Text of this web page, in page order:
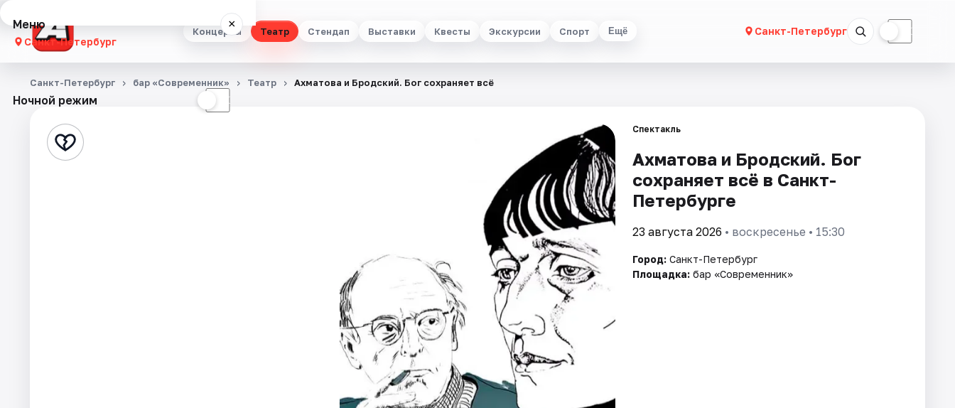
Концерты Театр Стендап Выставки Квесты Экскурсии Спорт Ещё Санкт-Петербург ☾
Меню ×
Санкт-Петербург
Концерты
Стендап
Ночной режим ☾
Санкт-Петербург бар «Современник» Театр Ахматова и Бродский. Бог сохраняет всё
Спектакль
Ахматова и Бродский. Бог
сохраняет всё в Санкт-
Петербурге
23 августа 2026 • воскресенье • 15:30
Город: Санкт-Петербург
Площадка: бар «Современник»